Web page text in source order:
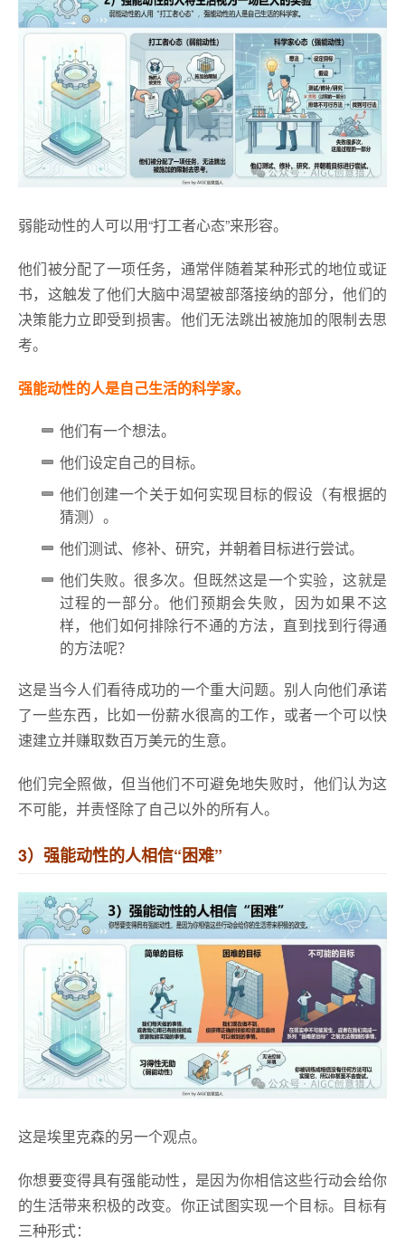
弱能动性的人可以用“打工者心态”来形容。
他们被分配了一项任务，通常伴随着某种形式的地位或证
书，这触发了他们大脑中渴望被部落接纳的部分，他们的
决策能力立即受到损害。他们无法跳出被施加的限制去思
考。
强能动性的人是自己生活的科学家。
他们有一个想法。
他们设定自己的目标。
他们创建一个关于如何实现目标的假设（有根据的
猜测）。
他们测试、修补、研究，并朝着目标进行尝试。
他们失败。很多次。但既然这是一个实验，这就是
过程的一部分。他们预期会失败，因为如果不这
样，他们如何排除行不通的方法，直到找到行得通
的方法呢？
这是当今人们看待成功的一个重大问题。别人向他们承诺
了一些东西，比如一份薪水很高的工作，或者一个可以快
速建立并赚取数百万美元的生意。
他们完全照做，但当他们不可避免地失败时，他们认为这
不可能，并责怪除了自己以外的所有人。
3）强能动性的人相信“困难”
这是埃里克森的另一个观点。
你想要变得具有强能动性，是因为你相信这些行动会给你
的生活带来积极的改变。你正试图实现一个目标。目标有
三种形式：